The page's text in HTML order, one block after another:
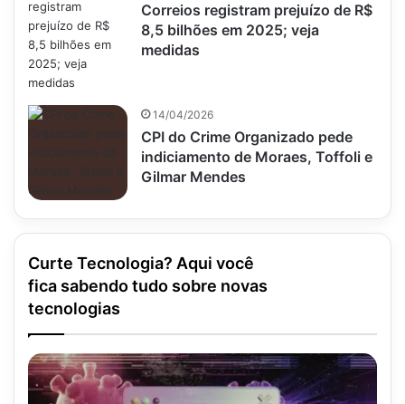
Correios registram prejuízo de R$
8,5 bilhões em 2025; veja
medidas
14/04/2026
CPI do Crime Organizado pede
indiciamento de Moraes, Toffoli e
Gilmar Mendes
Curte Tecnologia? Aqui você
fica sabendo tudo sobre novas
tecnologias